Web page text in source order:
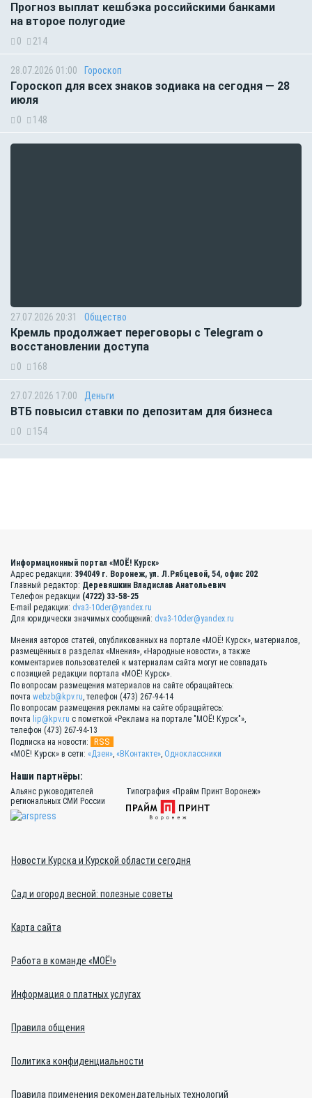
Прогноз выплат кешбэка российскими банками
на второе полугодие
0 214
28.07.2026 01:00 Гороскоп
Гороскоп для всех знаков зодиака на сегодня — 28
июля
0 148
27.07.2026 20:31 Общество
Кремль продолжает переговоры с Telegram о
восстановлении доступа
0 168
27.07.2026 17:00 Деньги
ВТБ повысил ставки по депозитам для бизнеса
0 154
Информационный портал «МОЁ! Курск»
Адрес редакции: 394049 г. Воронеж, ул. Л.Рябцевой, 54, офис 202
Главный редактор: Деревяшкин Владислав Анатольевич
Телефон редакции (4722) 33-58-25
E-mail редакции: dva3-10der@yandex.ru
Для юридически значимых сообщений: dva3-10der@yandex.ru
Мнения авторов статей, опубликованных на портале «МОЁ! Курск», материалов,
размещённых в разделах «Мнения», «Народные новости», а также
комментариев пользователей к материалам сайта могут не совпадать
с позицией редакции портала «МОЁ! Курск».
По вопросам размещения материалов на сайте обращайтесь:
почта webzb@kpv.ru, телефон (473) 267-94-14
По вопросам размещения рекламы на сайте обращайтесь:
почта lip@kpv.ru с пометкой «Реклама на портале "МОЁ! Курск"»,
телефон (473) 267-94-13
Подписка на новости:
RSS
«МОЁ! Курск» в сети: «Дзен», «ВКонтакте», Одноклассники
Наши партнёры:
Альянс руководителей
региональных СМИ России
Типография «Прайм Принт Воронеж»
Новости Курска и Курской области сегодня
Сад и огород весной: полезные советы
Карта сайта
Работа в команде «МОЁ!»
Информация о платных услугах
Правила общения
Политика конфиденциальности
Правила применения рекомендательных технологий